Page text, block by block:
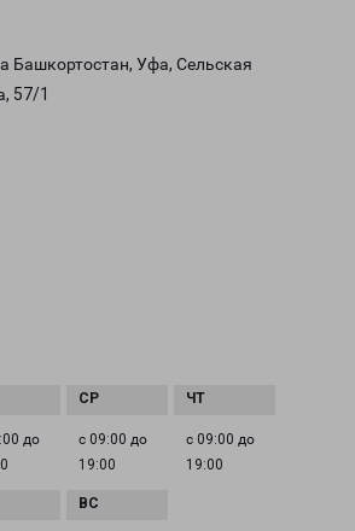
Башкортостан, Уфа, Сельская
57/1
до
с 09:00 до
19:00
с 09:00 до
19:00